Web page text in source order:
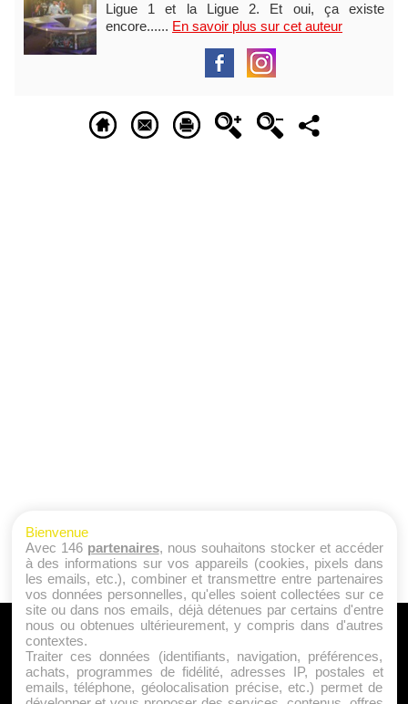
Ligue 1 et la Ligue 2. Et oui, ça existe
encore...... En savoir plus sur cet auteur
A PROPOS
Qui sommes nous ?
Mentions Légales
Bienvenue
Avec 146 partenaires, nous souhaitons stocker et accéder
à des informations sur vos appareils (cookies, pixels dans
les emails, etc.), combiner et transmettre entre partenaires
vos données personnelles, qu'elles soient collectées sur ce
site ou dans nos emails, déjà détenues par certains d'entre
nous ou obtenues ultérieurement, y compris dans d'autres
contextes.
Traiter ces données (identifiants, navigation, préférences,
achats, programmes de fidélité, adresses IP, postales et
emails, téléphone, géolocalisation précise, etc.) permet de